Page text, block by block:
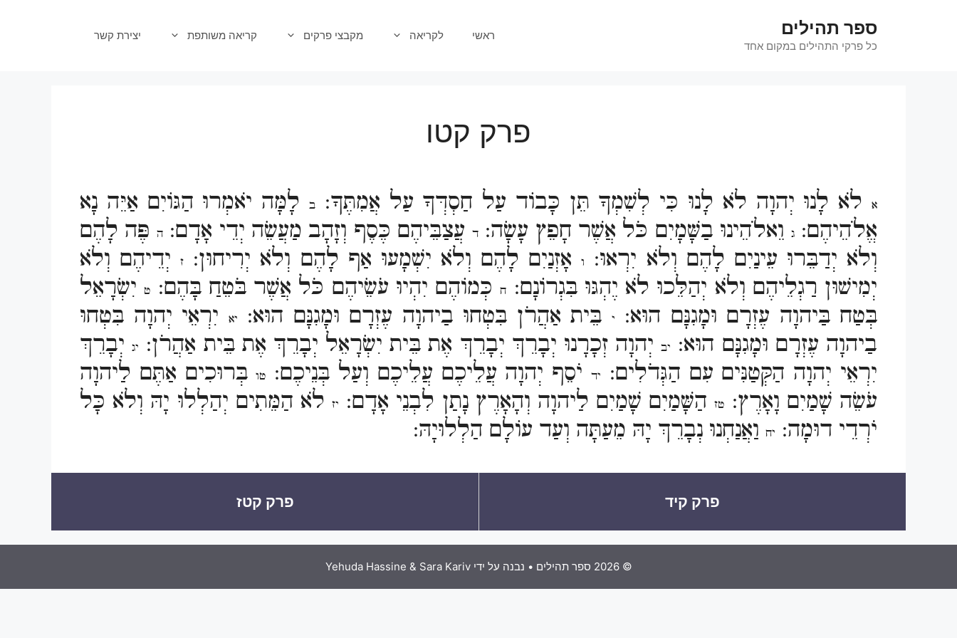
ספר תהילים
כל פרקי התהילים במקום אחד
ראשי לקריאה מקבצי פרקים קריאה משותפת יצירת קשר
פרק קטו
אלֹא לָנוּ יְהוָה לֹא לָנוּ כִּי לְשִׁמְךָ תֵּן כָּבוֹד עַל חַסְדְּךָ עַל אֲמִתֶּךָ:ב
לָמָּה יֹאמְרוּ הַגּוֹיִם אַיֵּה נָא
אֱלֹהֵיהֶם:ג וֵאלֹהֵינוּ בַשָּׁמָיִם כֹּל אֲשֶׁר חָפֵץ עָשָׂה:ד עֲצַבֵּיהֶם כֶּסֶף וְזָהָב מַעֲשֵׂה יְדֵי אָדָם:ה פֶּה לָהֶם
וְלֹא יְדַבֵּרוּ עֵינַיִם לָהֶם וְלֹא יִרְאוּ:
ואָזְנַיִם לָהֶם וְלֹא יִשְׁמָעוּ אַף לָהֶם וְלֹא יְרִיחוּן: זיְדֵיהֶם וְלֹא
יְמִישׁוּן רַגְלֵיהֶם וְלֹא יְהַלֵּכוּ לֹא יֶהְגּוּ בִּגְרוֹנָם: חכְּמוֹהֶם יִהְיוּ עֹשֵׂיהֶם כֹּל אֲשֶׁר בֹּטֵחַ בָּהֶם: טיִשְׂרָאֵל
בְּטַח בַּיהוָה עֶזְרָם וּמָגִנָּם הוּא:
י בֵּית אַהֲרֹן בִּטְחוּ בַיהוָה עֶזְרָם וּמָגִנָּם הוּא: יא
יִרְאֵי יְהוָה בִּטְחוּ
בַיהוָה עֶזְרָם וּמָגִנָּם הוּא: יביְהוָה זְכָרָנוּ יְבָרֵךְ יְבָרֵךְ אֶת בֵּית יִשְׂרָאֵל יְבָרֵךְ אֶת בֵּית אַהֲרֹן: יגיְבָרֵךְ
יִרְאֵי יְהוָה הַקְּטַנִּים עִם הַגְּדֹלִים:
ידיֹסֵף יְהוָה עֲלֵיכֶם עֲלֵיכֶם וְעַל בְּנֵיכֶם: טובְּרוּכִים אַתֶּם לַיהוָה
עֹשֵׂה שָׁמַיִם וָאָרֶץ: טזהַשָּׁמַיִם שָׁמַיִם לַיהוָה וְהָאָרֶץ נָתַן לִבְנֵי אָדָם: יזלֹא הַמֵּתִים יְהַלְלוּ יָהּ וְלֹא כָּל
יֹרְדֵי דוּמָה: יח וַאֲנַחְנוּ נְבָרֵךְ יָהּ מֵעַתָּה וְעַד עוֹלָם הַלְלוּיָהּ:
פרק קיד פרק קטז
© 2026 ספר תהילים • נבנה על ידיYehuda Hassine & Sara Kariv